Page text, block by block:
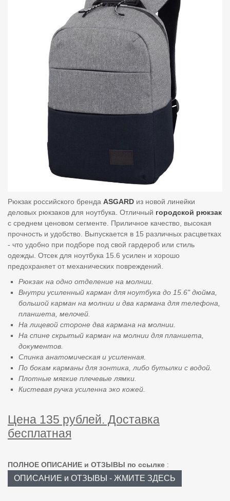
Рюкзак российского бренда ASGARD из новой линейки
деловых рюкзаков для ноутбука. Отличный городской рюкзак
с среднем ценовом сегменте. Приличное качество, высокая
прочность и удобство. Выпускается в 15 различных расцветках
- что удобно при подборе под свой гардероб или стиль
одежды. Отсек для ноутбука 15.6 усилен и хорошо
предохраняет от механических повреждений.
Рюкзак на одно отделение на молнии.
Внутри усиленный карман для ноутбука до 15.6" дюйма,
большой карман на молнии и два кармана для телефона,
планшета, мелочей.
На лицевой стороне два кармана на молнии.
На спине скрытый карман на молнии для планшета,
документов.
Спинка анатомическая и усиленная.
По бокам карманы для зонтика, либо бутылки с водой.
Плотные мягкие плечевые лямки.
Кистевая ручка усиленна эко кожей.
Цена 135 рублей. Доставка
бесплатная
ПОЛНОЕ ОПИСАНИЕ и ОТЗЫВЫ по ссылке :
ОПИСАНИЕ и ОТЗЫВЫ - ЖМИТЕ ЗДЕСЬ